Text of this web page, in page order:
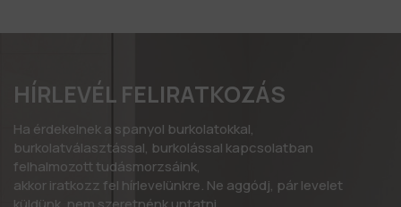
HÍRLEVÉL FELIRATKOZÁS
Ha érdekelnek a spanyol burkolatokkal,
burkolatválasztással, burkolással kapcsolatban
felhalmozott tudásmorzsáink,
akkor iratkozz fel hírlevelünkre. Ne aggódj, pár levelet